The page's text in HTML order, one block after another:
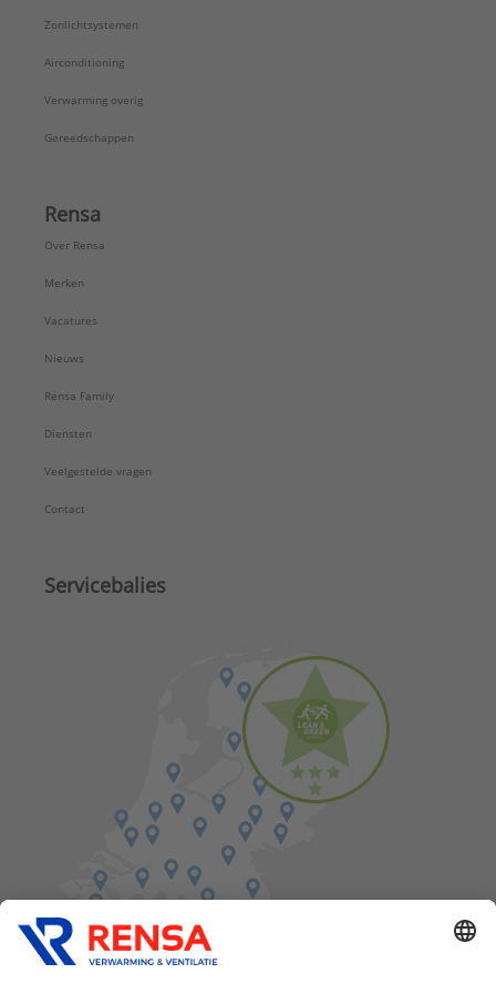
Zonlichtsystemen
Airconditioning
Verwarming overig
Gereedschappen
Rensa
Over Rensa
Merken
Vacatures
Nieuws
Rensa Family
Diensten
Veelgestelde vragen
Contact
Servicebalies